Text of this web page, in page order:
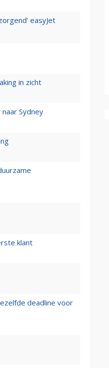
easyJet
in zicht
Sydney
klant
deadline voor